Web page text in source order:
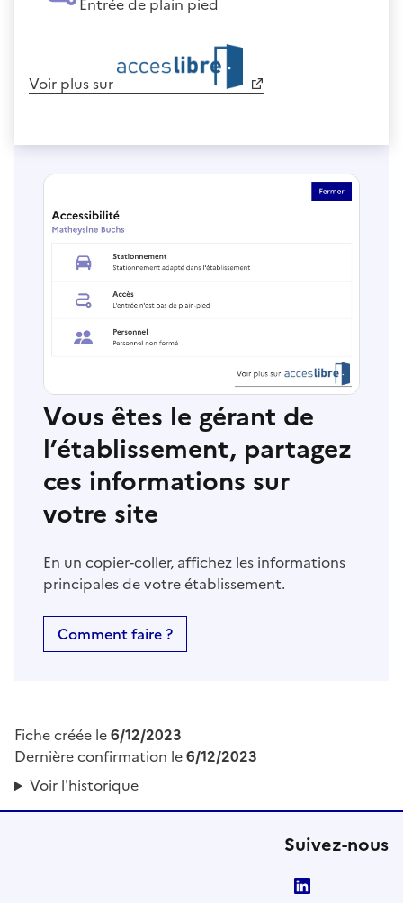
Voir plus sur
Vous êtes le gérant de
l’établissement, partagez
ces informations sur
votre site
En un copier-coller, affichez les informations
principales de votre établissement.
Comment faire ?
Fiche créée le6/12/2023
Dernière confirmation le6/12/2023
Voir l'historique
Suivez-nous